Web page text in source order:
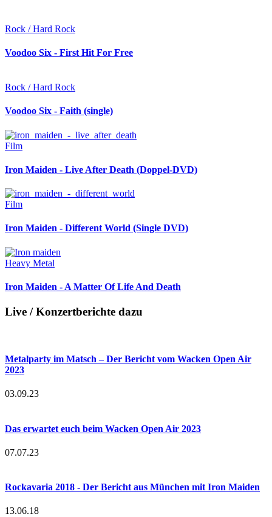
Rock / Hard Rock
Voodoo Six - First Hit For Free
Rock / Hard Rock
Voodoo Six - Faith (single)
Film
Iron Maiden - Live After Death (Doppel-DVD)
Film
Iron Maiden - Different World (Single DVD)
Heavy Metal
Iron Maiden - A Matter Of Life And Death
Live / Konzertberichte dazu
Metalparty im Matsch – Der Bericht vom Wacken Open Air
2023
03.09.23
Das erwartet euch beim Wacken Open Air 2023
07.07.23
Rockavaria 2018 - Der Bericht aus München mit Iron Maiden
13.06.18